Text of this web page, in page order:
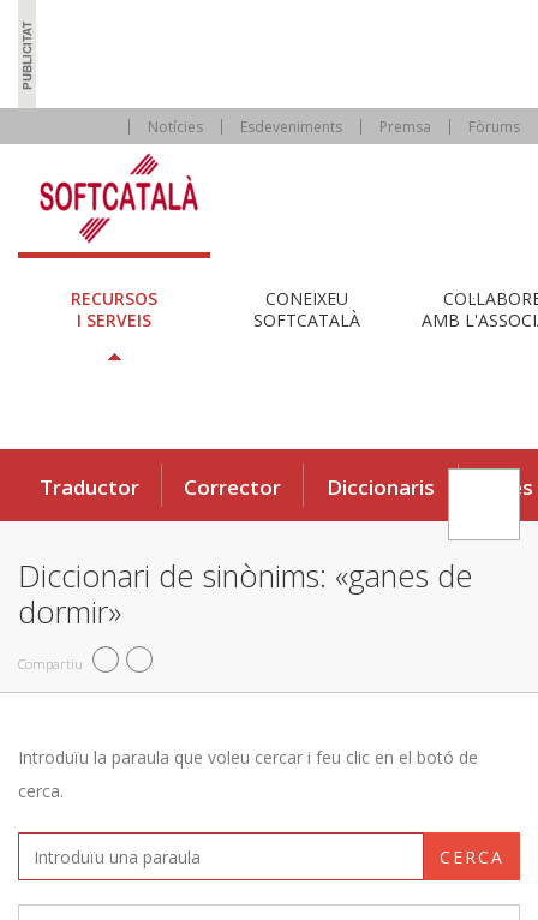
Notícies Esdeveniments Premsa Fòrums
RECURSOS
I SERVEIS
CONEIXEU
SOFTCATALÀ
AMB
Traductor Corrector Diccionaris Eines
Diccionari de sinònims: «ganes de
dormir»
Compartiu
Introduïu la paraula que voleu cercar i feu clic en el botó de
cerca.
CERCA